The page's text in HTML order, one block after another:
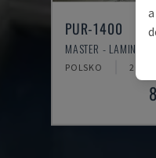
PUR-1400
MASTER -
POLSKO 2016